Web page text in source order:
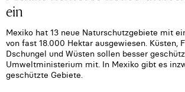
ein
Mexiko hat 13 neue Naturschutzgebiete mit
von fast 18.000 Hektar ausgewiesen. Küsten,
Dschungel und Wüsten sollen besser
Umweltministerium mit. In Mexiko gibt es
geschützte Gebiete.